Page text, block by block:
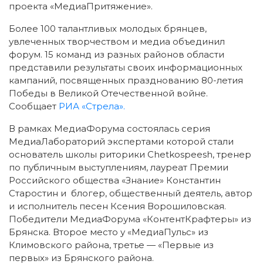
проекта «МедиаПритяжение».
Более 100 талантливых молодых брянцев,
увлеченных творчеством и медиа объединил
форум. 15 команд из разных районов области
представили результаты своих информационных
кампаний, посвященных празднованию 80-летия
Победы в Великой Отечественной войне.
Сообщает РИА «Стрела».
В рамках МедиаФорума состоялась серия
МедиаЛабораторий экспертами которой стали
основатель школы риторики Chetkospeesh, тренер
по публичным выступлениям, лауреат Премии
Российского общества «Знание» Константин
Старостин и блогер, общественный деятель, автор
и исполнитель песен Ксения Ворошиловская.
Победители МедиаФорума «КонтентКрафтеры» из
Брянска. Второе место у «МедиаПульс» из
Климовского района, третье — «Первые из
первых» из Брянского района.